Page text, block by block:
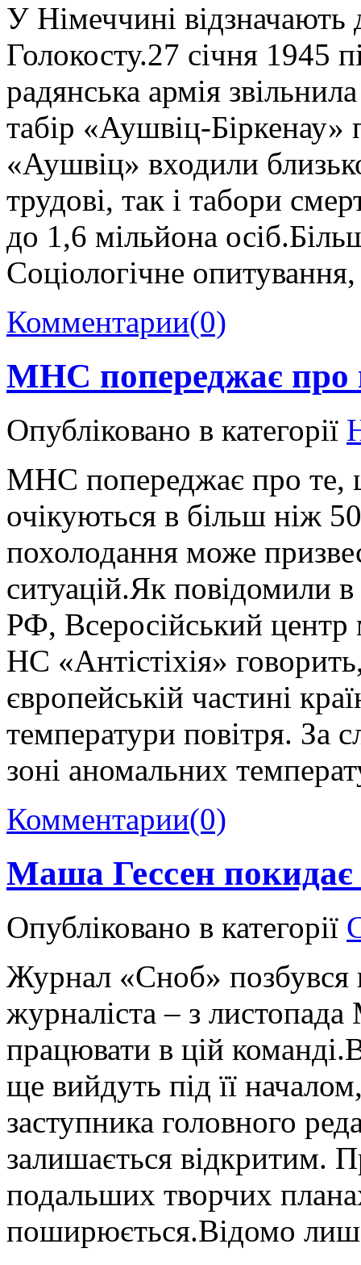
У Німеччині відзначають
Голокосту.27 січня 1945
радянська армія
табір «Аушвіц-
«Аушвіц» входили
трудові, так і табори
до 1,6 мільйона
Соціологічне
Комментарии(0)
МНС попереджає про
Опубліковано в категорії
МНС попереджає про те,
очікуються в більш ніж 50
похолодання може
ситуацій.Як повідомили
РФ, Всеросійський центр
НС «Антістіхія»
європейській частині
температури повітря. За
зоні аномальних
Комментарии(0)
Маша Гессен
Опубліковано в категорії
Журнал «Сноб» позбувся
журналіста – з
працювати в цій
ще вийдуть під її
заступника головного
залишається відкритим.
подальших творчих
поширюється.Відомо